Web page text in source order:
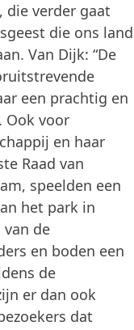
verder gaat
die ons land
Van Dijk: “De
een prachtig en
Ook voor
en haar
Raad van
speelden een
het park in
van de
en boden een
de
er dan ook
dat